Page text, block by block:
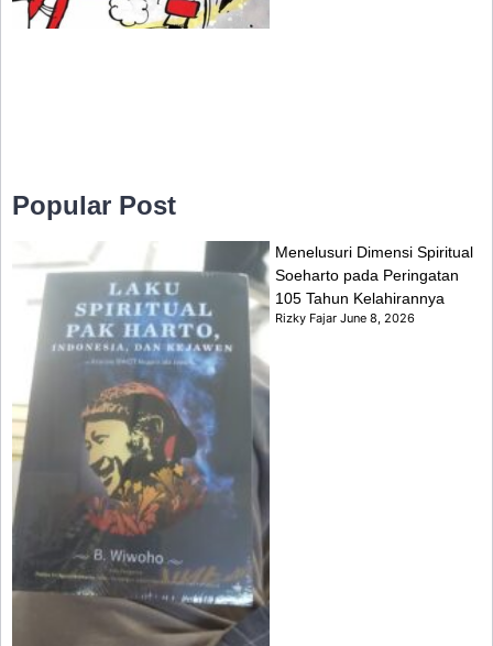
Popular Post
Menelusuri Dimensi Spiritual
Soeharto pada Peringatan
105 Tahun Kelahirannya
Rizky FajarJune 8, 2026